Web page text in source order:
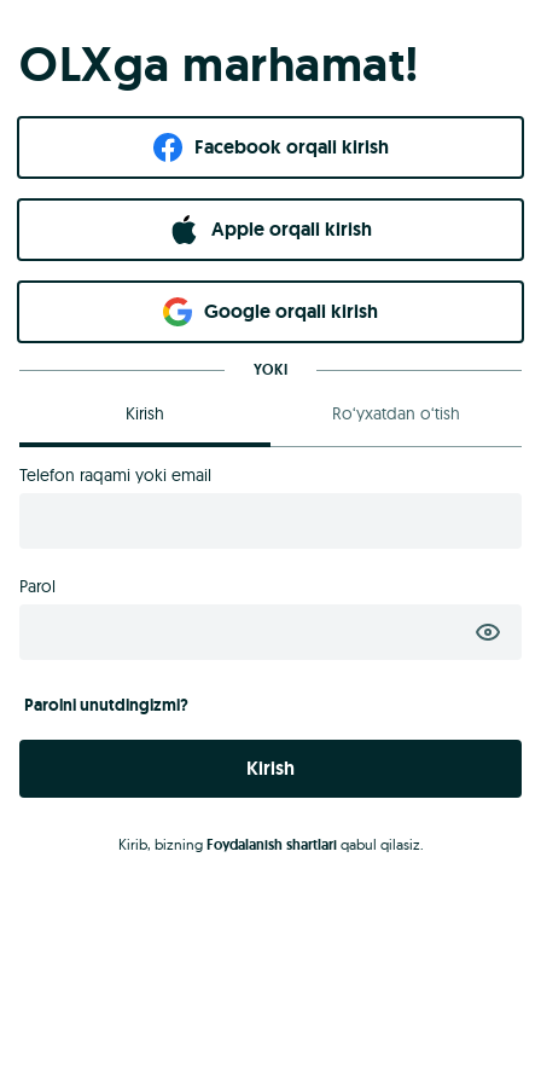
OLXga marhamat!
Facebook orqali kirish​
Apple orqali kirish
Goo​g​le orqali kirish
YOKI
Kirish Ro‘yxatdan o‘tish
Telefon raqami yoki email
Parol
Parolni unutdingizmi?
Kirish
Kirib, bizning Foydalanish shartlariqabul qilasiz.